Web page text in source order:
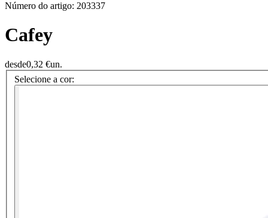
Número do artigo: 203337
Cafey
desde0,32 €un.
Selecione a cor: